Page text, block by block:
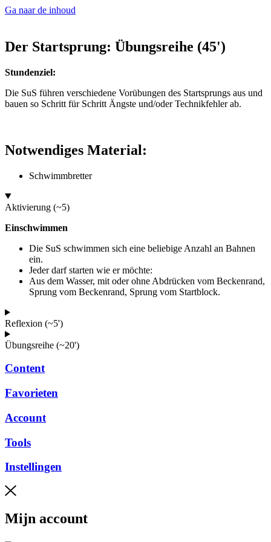
Ga naar de inhoud
Der Startsprung: Übungsreihe (45')
Stundenziel:
Die SuS führen verschiedene Vorübungen des Startsprungs aus und
bauen so Schritt für Schritt Ängste und/oder Technikfehler ab.
Notwendiges Material:
Schwimmbretter
Aktivierung (~5)
Einschwimmen
Die SuS schwimmen sich eine beliebige Anzahl an Bahnen
ein.
Jeder darf starten wie er möchte:
Aus dem Wasser, mit oder ohne Abdrücken vom Beckenrand,
Sprung vom Beckenrand, Sprung vom Startblock.
Reflexion (~5')
Übungsreihe (~20')
Content
Favorieten
Account
Tools
Instellingen
Mijn account